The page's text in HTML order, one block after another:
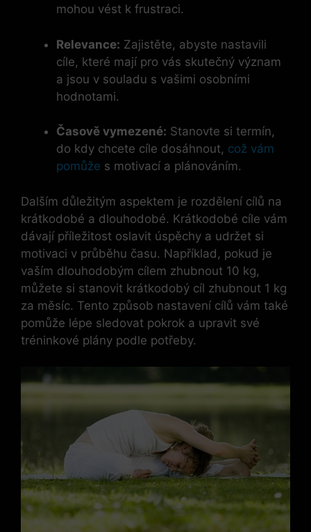
mohou vést k frustraci.
Relevance: Zajistěte, abyste nastavili
cíle, které mají pro vás skutečný význam
a jsou v souladu s vašimi osobními
hodnotami.
Časově vymezené: Stanovte si termín,
do kdy chcete cíle dosáhnout, což vám
pomůže s motivací a plánováním.
Dalším důležitým aspektem je rozdělení cílů na
krátkodobé a dlouhodobé. Krátkodobé cíle vám
dávají příležitost oslavit úspěchy a udržet si
motivaci v průběhu času. Například, pokud je
vaším dlouhodobým cílem zhubnout 10 kg,
můžete si stanovit krátkodobý cíl zhubnout 1 kg
za měsíc. Tento způsob nastavení cílů vám také
pomůže lépe sledovat pokrok a upravit své
tréninkové plány podle potřeby.